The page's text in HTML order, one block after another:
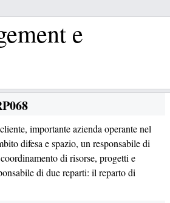
e
importante azienda operante nel
difesa e spazio, un responsabile di
di risorse, progetti e
di due reparti: il reparto di